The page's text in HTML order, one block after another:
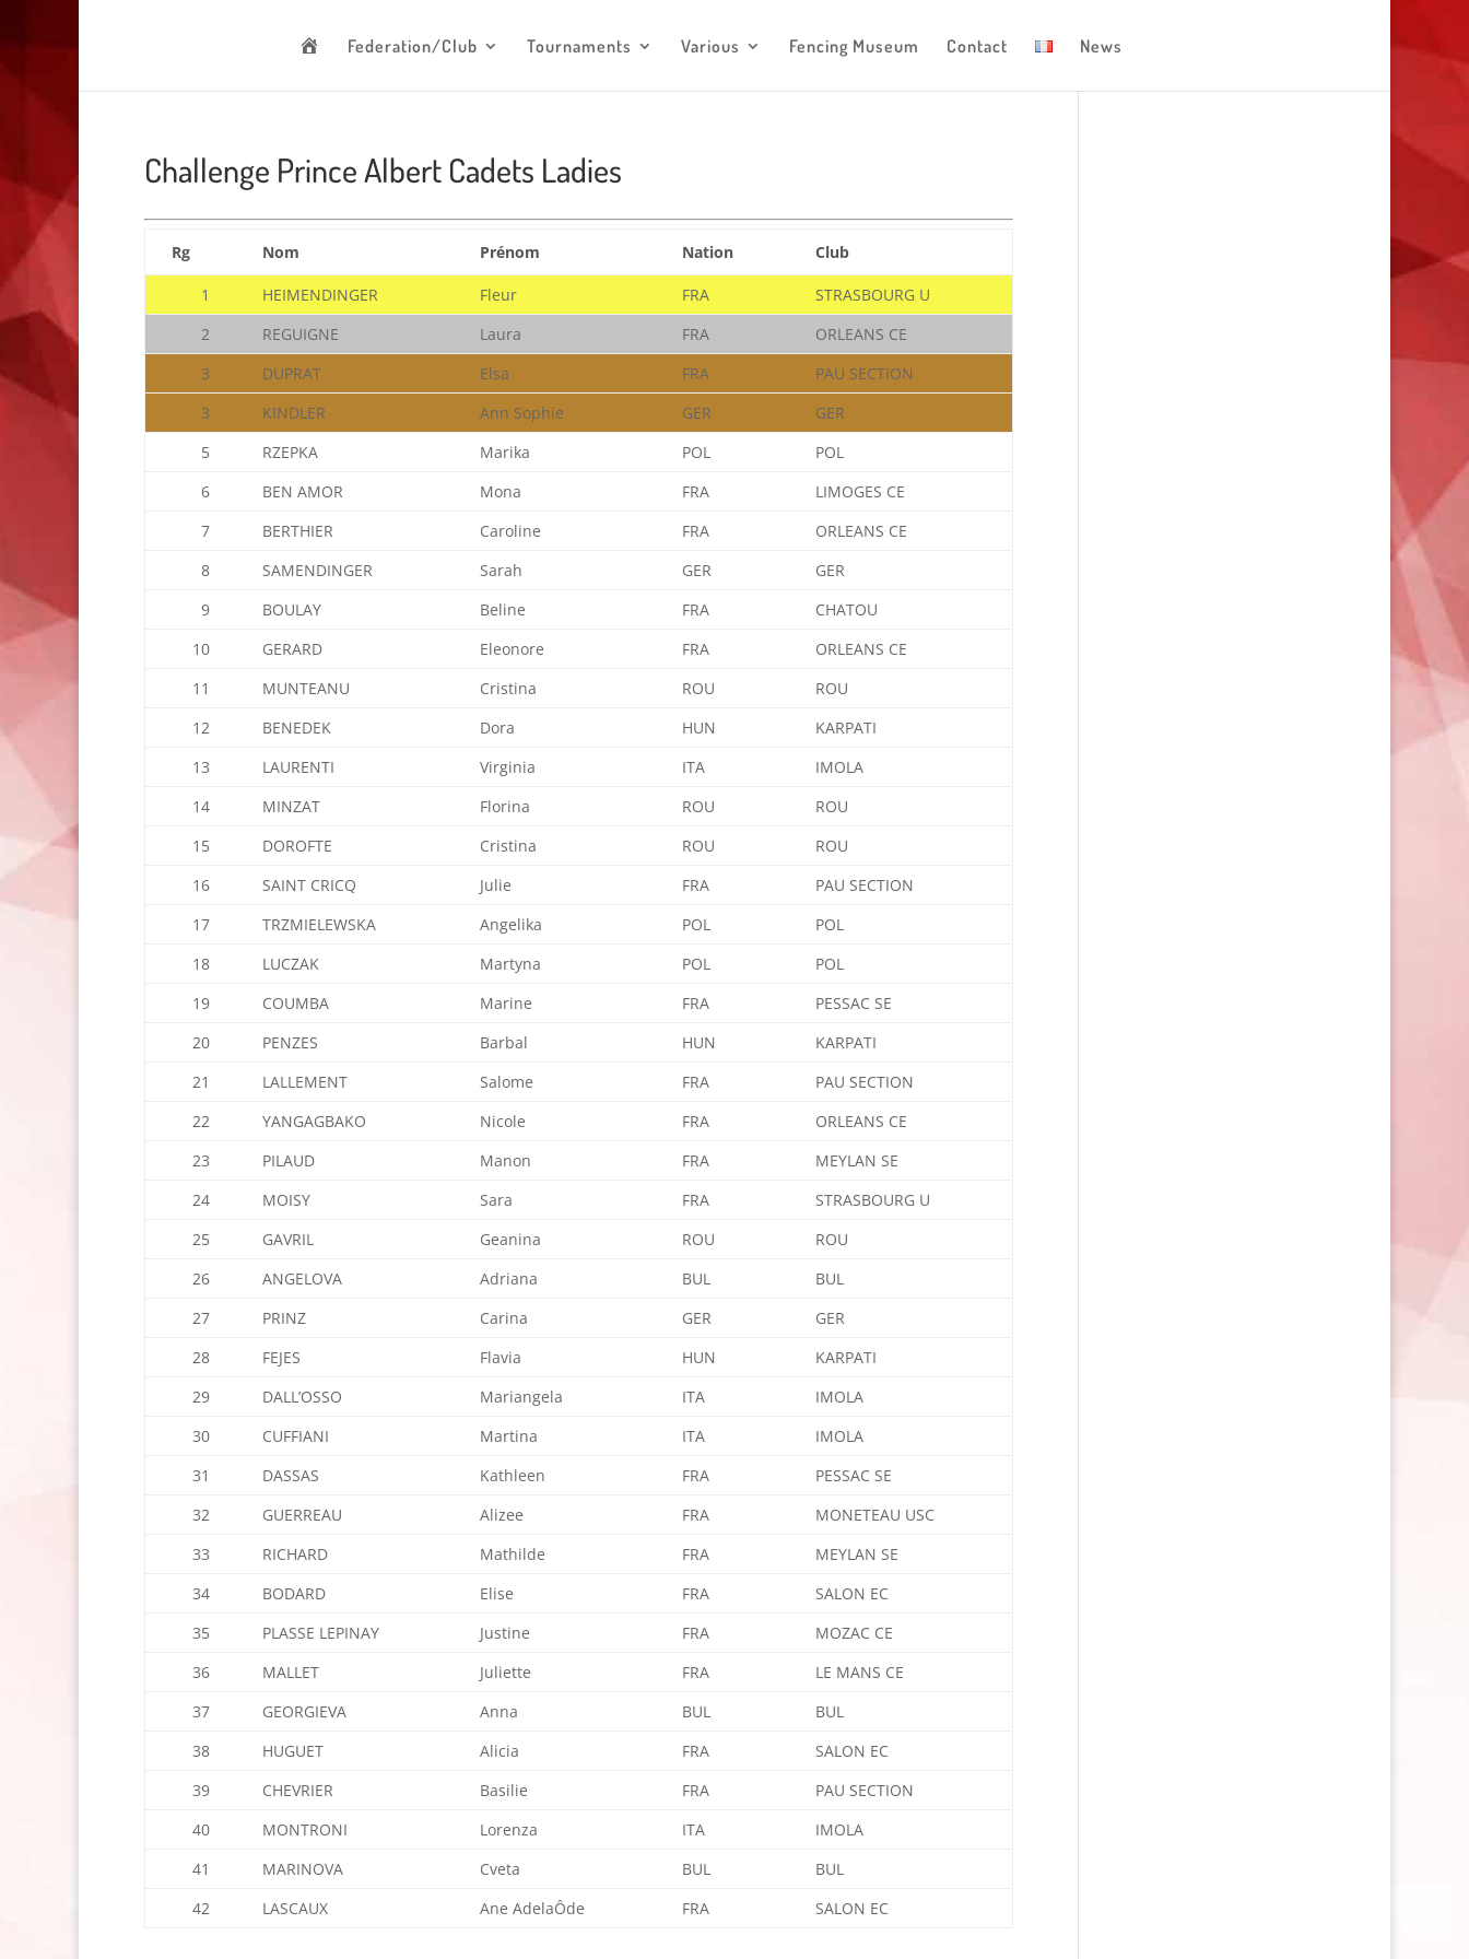
e
Federation/Club Tournaments Various Fencing Museum Contact News
Challenge Prince Albert Cadets Ladies
Rg Nom Prénom Nation Club
1 HEIMENDINGER Fleur FRA
STRASBOURG U
2
REGUIGNE Laura FRA
ORLEANS CE
3
DUPRAT Elsa FRA
PAU SECTION
3
KINDLER Ann Sophie GER
GER
5
RZEPKA Marika POL
POL
6
BEN AMOR Mona FRA
LIMOGES CE
7
BERTHIER Caroline FRA
ORLEANS CE
8
SAMENDINGER Sarah GER
GER
9
BOULAY Beline FRA
CHATOU
10
GERARD Eleonore FRA
ORLEANS CE
11
MUNTEANU Cristina ROU
ROU
12
BENEDEK Dora HUN
KARPATI
13
LAURENTI Virginia ITA
IMOLA
14
MINZAT Florina ROU
ROU
15
DOROFTE Cristina ROU
ROU
16
SAINT CRICQ Julie FRA
PAU SECTION
17
TRZMIELEWSKA Angelika POL
POL
18
LUCZAK Martyna POL
POL
19
COUMBA Marine FRA
PESSAC SE
20
PENZES Barbal HUN
KARPATI
21
LALLEMENT Salome FRA
PAU SECTION
22
YANGAGBAKO Nicole FRA
ORLEANS CE
23
PILAUD Manon FRA
MEYLAN SE
24
MOISY Sara FRA
STRASBOURG U
25
GAVRIL Geanina ROU
ROU
26
ANGELOVA Adriana BUL
BUL
27
PRINZ Carina GER
GER
28
FEJES Flavia HUN
KARPATI
29
DALL’OSSO Mariangela ITA
IMOLA
30
CUFFIANI Martina ITA
IMOLA
31
DASSAS Kathleen FRA
PESSAC SE
32
GUERREAU Alizee FRA
MONETEAU USC
33
RICHARD Mathilde FRA
MEYLAN SE
34
BODARD Elise FRA
SALON EC
35
PLASSE LEPINAY Justine FRA
MOZAC CE
36
MALLET Juliette FRA
LE MANS CE
37
GEORGIEVA Anna BUL
BUL
38
HUGUET Alicia FRA
SALON EC
39
CHEVRIER Basilie FRA
PAU SECTION
40
MONTRONI Lorenza ITA
IMOLA
41
MARINOVA Cveta BUL
BUL
42
LASCAUX Ane AdelaÔde FRA SALON EC